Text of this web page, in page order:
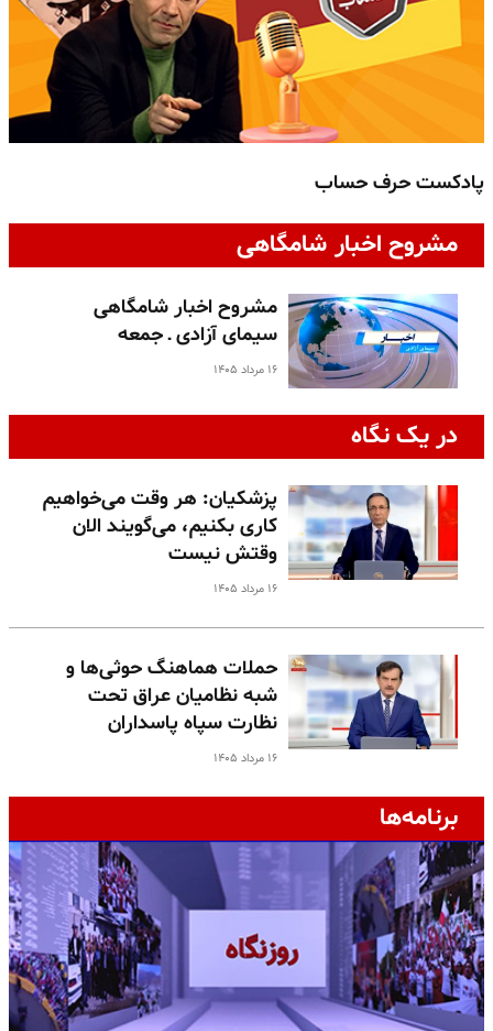
پادکست حرف حساب
مشروح اخبار شامگاهی
مشروح اخبار شامگاهی
سیمای آزادی ـ جمعه
۱۶ مرداد ۱۴۰۵
در یک نگاه
پزشکیان: هر وقت می‌خواهیم
کاری بکنیم، می‌گویند الان
وقتش نیست
۱۶ مرداد ۱۴۰۵
حملات هماهنگ حوثی‌ها و
شبه نظامیان عراق تحت
نظارت سپاه پاسداران
۱۶ مرداد ۱۴۰۵
برنامه‌ها